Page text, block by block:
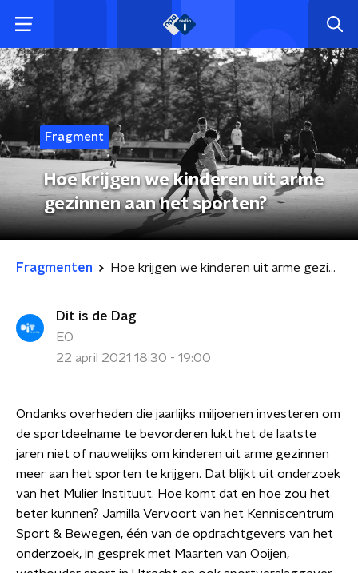
Fragment
Hoe krijgen we kinderen uit arme
gezinnen aan het sporten?
Fragmenten Hoe krijgen we kinderen uit arme gezinnen aan het sporten?
Dit is de Dag
EO
22 april 2021 18:30 - 19:00
Ondanks overheden die jaarlijks miljoenen investeren om
de sportdeelname te bevorderen lukt het de laatste
jaren niet of nauwelijks om kinderen uit arme gezinnen
meer aan het sporten te krijgen. Dat blijkt uit onderzoek
van het Mulier Instituut. Hoe komt dat en hoe zou het
beter kunnen? Jamilla Vervoort van het Kenniscentrum
Sport & Bewegen, één van de opdrachtgevers van het
onderzoek, in gesprek met Maarten van Ooijen,